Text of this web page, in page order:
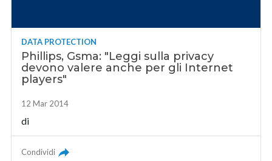
DATA PROTECTION
Phillips, Gsma: "Leggi sulla privacy
devono valere anche per gli Internet
players"
12 Mar 2014
di
Condividi